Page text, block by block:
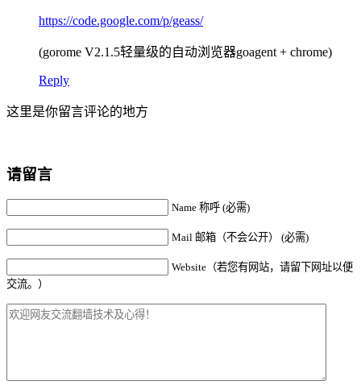
https://code.google.com/p/geass/
(gorome V2.1.5轻量级的自动浏览器goagent + chrome)
Reply
这里是你留言评论的地方
请留言
Name 称呼 (必需)
Mail 邮箱（不会公开） (必需)
Website（若您有网站，请留下网址以便
交流。）